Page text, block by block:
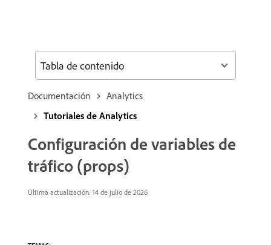
Documentación
Analytics
Tutoriales de Analytics
Configuración de variables de
tráfico (props)
Última actualización: 14 de julio de 2026
Tabla de contenido